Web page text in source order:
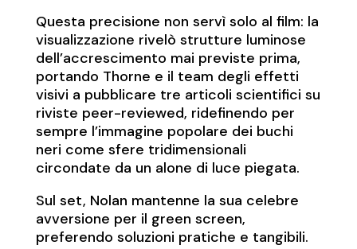
Questa precisione non servì solo al film: la
visualizzazione rivelò strutture luminose
dell’accrescimento mai previste prima,
portando Thorne e il team degli effetti
visivi a pubblicare tre articoli scientifici su
riviste peer-reviewed, ridefinendo per
sempre l’immagine popolare dei buchi
neri come sfere tridimensionali
circondate da un alone di luce piegata.
Sul set, Nolan mantenne la sua celebre
avversione per il green screen,
preferendo soluzioni pratiche e tangibili.